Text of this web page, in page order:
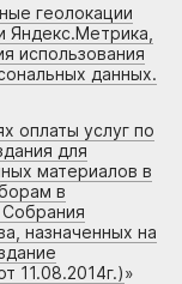
геолокации
Яндекс.Метрика,
использования
данных.
оплаты услуг по
для
материалов в
в
назначенных на
11.08.2014г.)»